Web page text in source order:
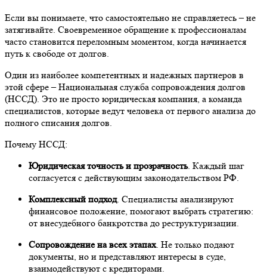
Если вы понимаете, что самостоятельно не справляетесь – не
затягивайте. Своевременное обращение к профессионалам
часто становится переломным моментом, когда начинается
путь к свободе от долгов.
Один из наиболее компетентных и надежных партнеров в
этой сфере – Национальная служба сопровождения долгов
(НССД). Это не просто юридическая компания, а команда
специалистов, которые ведут человека от первого анализа до
полного списания долгов.
Почему НССД:
Юридическая точность и прозрачность. Каждый шаг
согласуется с действующим законодательством РФ.
Комплексный подход. Специалисты анализируют
финансовое положение, помогают выбрать стратегию:
от внесудебного банкротства до реструктуризации.
Сопровождение на всех этапах. Не только подают
документы, но и представляют интересы в суде,
взаимодействуют с кредиторами.